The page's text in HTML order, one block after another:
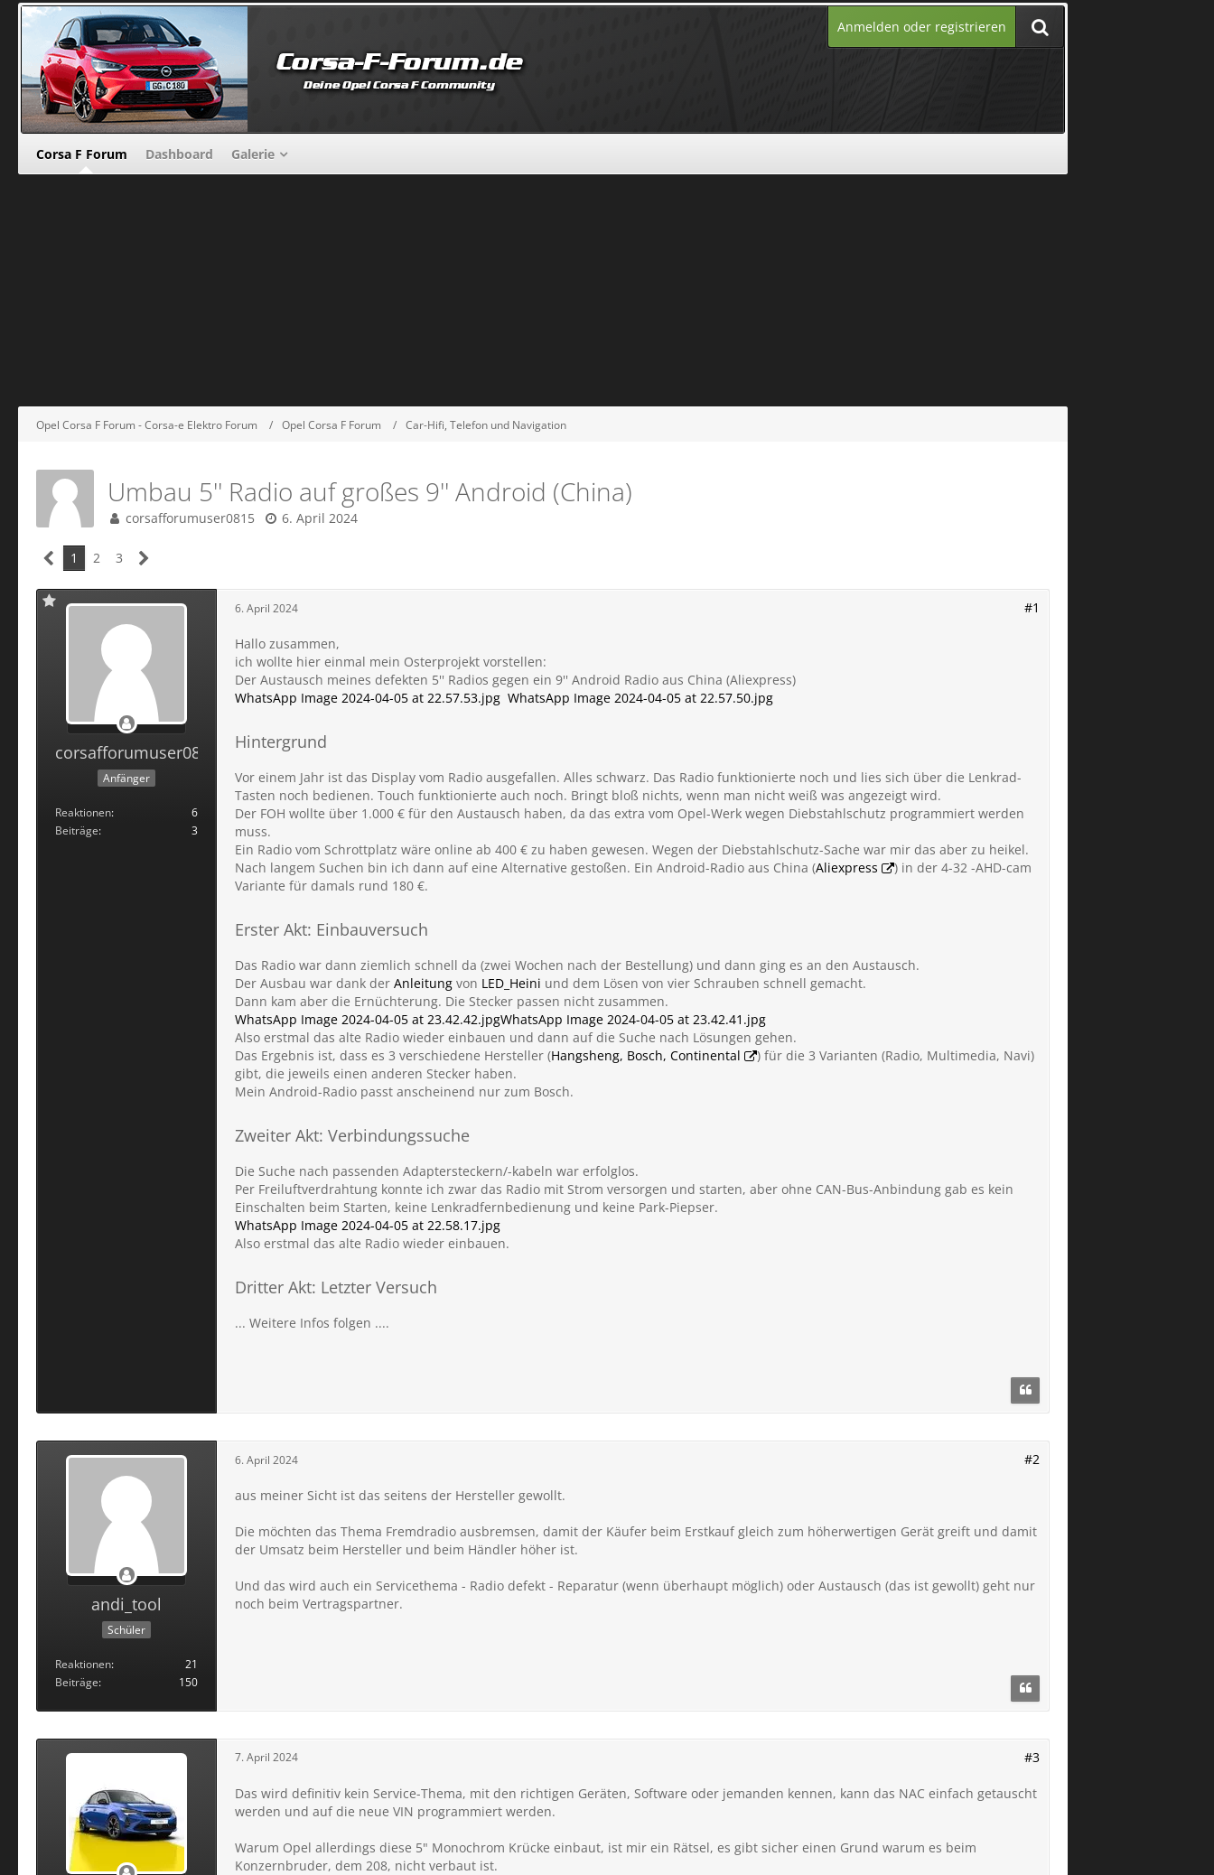
Anmelden oder registrieren
Corsa F Forum Dashboard Galerie
Opel Corsa F Forum - Corsa-e Elektro Forum Opel Corsa F Forum Car-Hifi, Telefon und Navigation
Umbau 5'' Radio auf großes 9'' Android (China)
corsafforumuser0815 6. April 2024
1 2 3
corsafforumuser0815
Anfänger
Reaktionen
6
Beiträge
3
6. April 2024 #1
Hallo zusammen,
ich wollte hier einmal mein Osterprojekt vorstellen:
Der Austausch meines defekten 5'' Radios gegen ein 9'' Android Radio aus China (Aliexpress)
WhatsApp Image 2024-04-05 at 22.57.53.jpg WhatsApp Image 2024-04-05 at 22.57.50.jpg
Hintergrund
Vor einem Jahr ist das Display vom Radio ausgefallen. Alles schwarz. Das Radio funktionierte noch und lies sich über die Lenkrad-
Tasten noch bedienen. Touch funktionierte auch noch. Bringt bloß nichts, wenn man nicht weiß was angezeigt wird.
Der FOH wollte über 1.000 € für den Austausch haben, da das extra vom Opel-Werk wegen Diebstahlschutz programmiert werden
muss.
Ein Radio vom Schrottplatz wäre online ab 400 € zu haben gewesen. Wegen der Diebstahlschutz-Sache war mir das aber zu heikel.
Nach langem Suchen bin ich dann auf eine Alternative gestoßen. Ein Android-Radio aus China (Aliexpress
) in der 4-32 -AHD-cam
Variante für damals rund 180 €.
Erster Akt: Einbauversuch
Das Radio war dann ziemlich schnell da (zwei Wochen nach der Bestellung) und dann ging es an den Austausch.
Der Ausbau war dank der Anleitung von LED_Heini und dem Lösen von vier Schrauben schnell gemacht.
Dann kam aber die Ernüchterung. Die Stecker passen nicht zusammen.
WhatsApp Image 2024-04-05 at 23.42.42.jpgWhatsApp Image 2024-04-05 at 23.42.41.jpg
Also erstmal das alte Radio wieder einbauen und dann auf die Suche nach Lösungen gehen.
Das Ergebnis ist, dass es 3 verschiedene Hersteller (Hangsheng, Bosch, Continental
) für die 3 Varianten (Radio, Multimedia, Navi)
gibt, die jeweils einen anderen Stecker haben.
Mein Android-Radio passt anscheinend nur zum Bosch.
Zweiter Akt: Verbindungssuche
Die Suche nach passenden Adaptersteckern/-kabeln war erfolglos.
Per Freiluftverdrahtung konnte ich zwar das Radio mit Strom versorgen und starten, aber ohne CAN-Bus-Anbindung gab es kein
Einschalten beim Starten, keine Lenkradfernbedienung und keine Park-Piepser.
WhatsApp Image 2024-04-05 at 22.58.17.jpg
Also erstmal das alte Radio wieder einbauen.
Dritter Akt: Letzter Versuch
... Weitere Infos folgen ....
andi_tool
Schüler
Reaktionen
21
Beiträge
150
6. April 2024 #2
aus meiner Sicht ist das seitens der Hersteller gewollt.
Die möchten das Thema Fremdradio ausbremsen, damit der Käufer beim Erstkauf gleich zum höherwertigen Gerät greift und damit
der Umsatz beim Hersteller und beim Händler höher ist.
Und das wird auch ein Servicethema - Radio defekt - Reparatur (wenn überhaupt möglich) oder Austausch (das ist gewollt) geht nur
noch beim Vertragspartner.
7. April 2024 #3
Das wird definitiv kein Service-Thema, mit den richtigen Geräten, Software oder jemanden kennen, kann das NAC einfach getauscht
werden und auf die neue VIN programmiert werden.
Warum Opel allerdings diese 5" Monochrom Krücke einbaut, ist mir ein Rätsel, es gibt sicher einen Grund warum es beim
Konzernbruder, dem 208, nicht verbaut ist.